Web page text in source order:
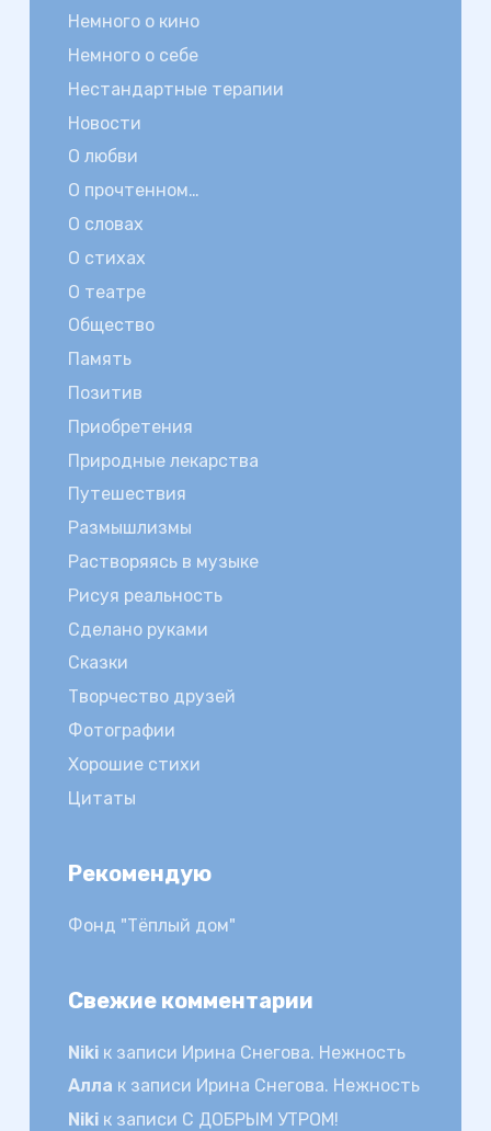
Немного о кино
Немного о себе
Нестандартные терапии
Новости
О любви
О прочтенном…
О словах
О стихах
О театре
Общество
Память
Позитив
Приобретения
Природные лекарства
Путешествия
Размышлизмы
Растворяясь в музыке
Рисуя реальность
Сделано руками
Сказки
Творчество друзей
Фотографии
Хорошие стихи
Цитаты
Рекомендую
Фонд "Тёплый дом"
Свежие комментарии
Nikiк записи Ирина Снегова. Нежность
Алла к записи Ирина Снегова. Нежность
Nikiк записи С ДОБРЫМ УТРОМ!